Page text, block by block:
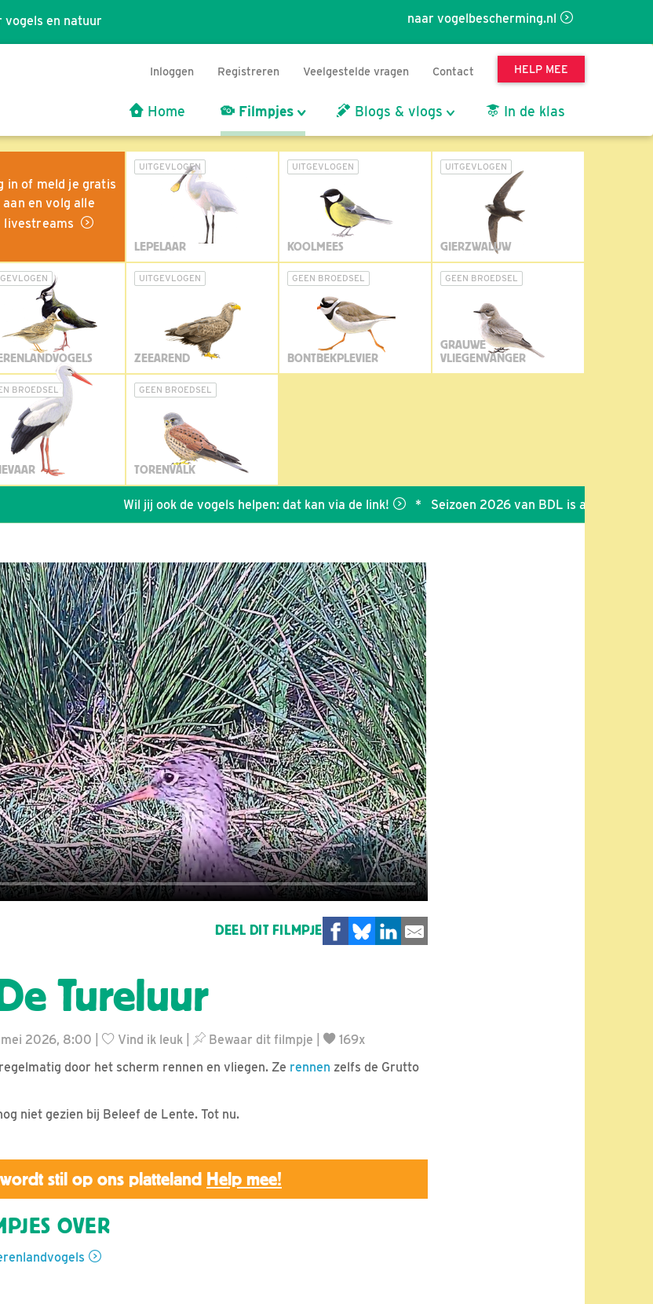
naar vogelbescherming.nl
vogels en natuur
Inloggen Registreren Veelgestelde vragen Contact HELP MEE
Home Filmpjes Blogs & vlogs In de klas
in of meld je gratis
aan en volg alle
livestreams
UITGEVLOGEN
LEPELAAR
UITGEVLOGEN
KOOLMEES
UITGEVLOGEN
GIERZWALUW
UITGEVLOGEN
ZEEAREND
GEEN BROEDSEL
BONTBEKPLEVIER
GEEN BROEDSEL
GRAUWE
VLIEGENVANGER
BROEDSEL GEEN BROEDSEL
TORENVALK
Wil jij ook de vogels helpen: dat kan via de link! *Seizoen 2026 van BDL is afgesloten
DEEL DIT FILMPJE
Tureluur
2026, 8:00 | Vind ik leuk Bewaar dit filmpje
169x
door het scherm rennen en vliegen. Ze rennen zelfs de Grutto
niet gezien bij Beleef de Lente. Tot nu.
stil op ons platteland Help mee!
OVER